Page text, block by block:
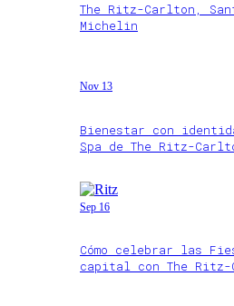
The Ritz-Carlton,
Michelin
Nov 13
Bienestar con
Spa de The Ritz-
Sep 16
Cómo celebrar las
capital con The Ritz-